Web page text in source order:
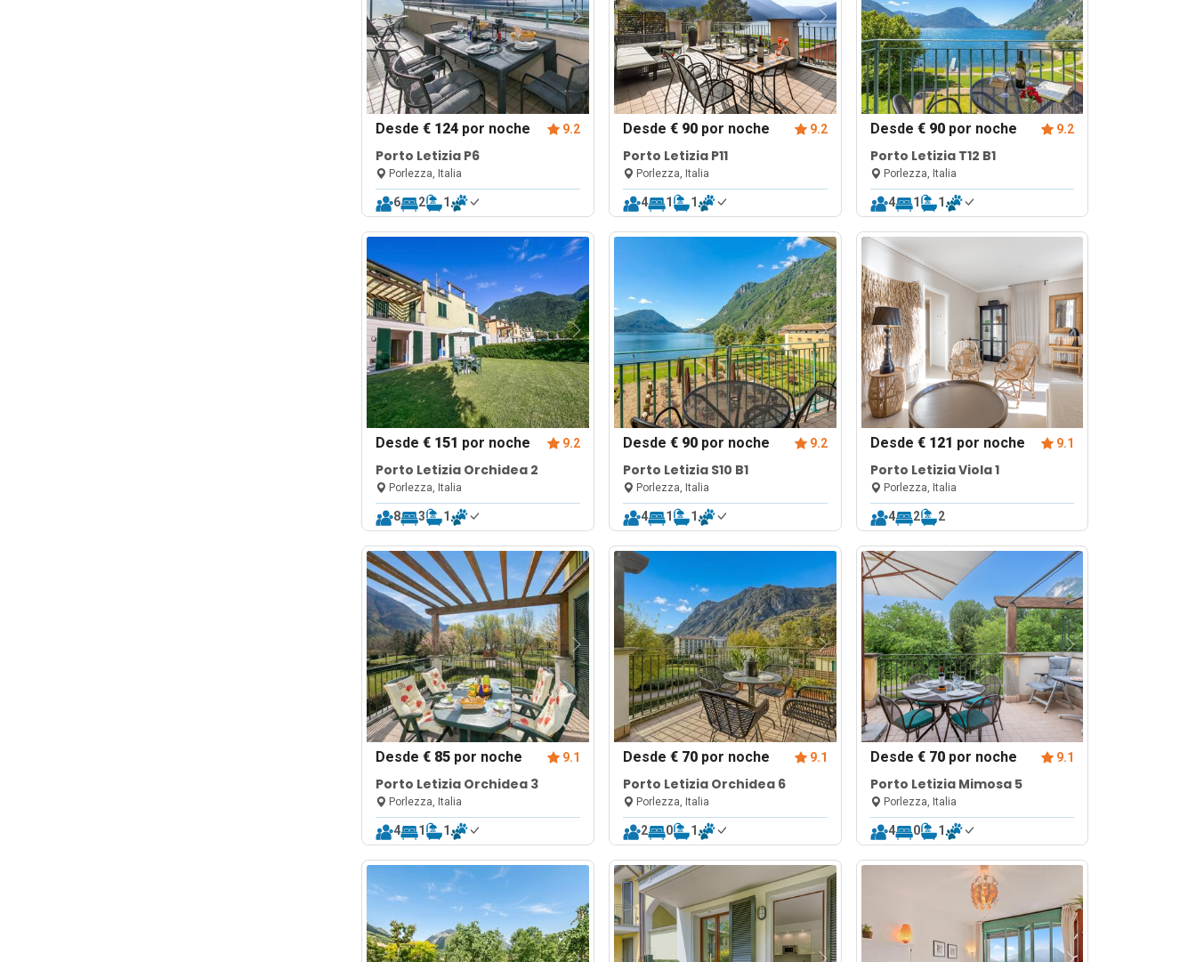
Desde€ 124 por noche 9.2
Porto Letizia P6
Porlezza, Italia
6 2 1
Desde € 90por noche 9.2
Porto Letizia P11
Porlezza, Italia
4 1 1
Desde € 90por noche 9.2
Porto Letizia T12 B1
Porlezza, Italia
4 1 1
Desde€ 151 por noche 9.2
Porto Letizia Orchidea 2
Porlezza, Italia
8 3 1
Desde € 90por noche 9.2
Porto Letizia S10 B1
Porlezza, Italia
4 1 1
Desde € 121 por noche 9.1
Porto Letizia Viola 1
Porlezza, Italia
4 2 2
Desde€ 85 por noche 9.1
Porto Letizia Orchidea 3
Porlezza, Italia
4 1 1
Desde € 70por noche 9.1
Porto Letizia Orchidea 6
Porlezza, Italia
2 0 1
Desde € 70por noche 9.1
Porto Letizia Mimosa 5
Porlezza, Italia
4 0 1